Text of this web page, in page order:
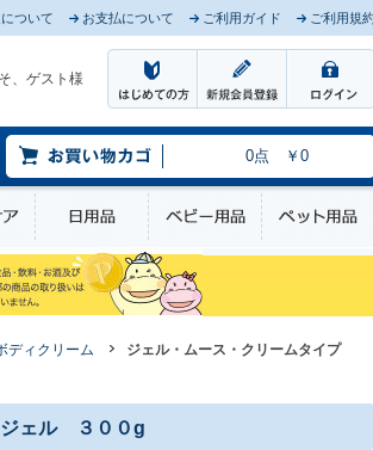
ついて お支払について ご利用ガイド ご利用規
、ゲスト様
0点 ￥0
ケアお口のケア 日用品 ベビー用品
ディクリーム
ジェル・ムース・クリームタイプ
ジェル ３００g